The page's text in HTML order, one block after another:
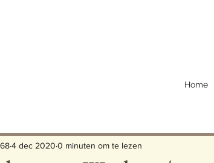
Home
4 dec 2020 0 minuten om te lezen